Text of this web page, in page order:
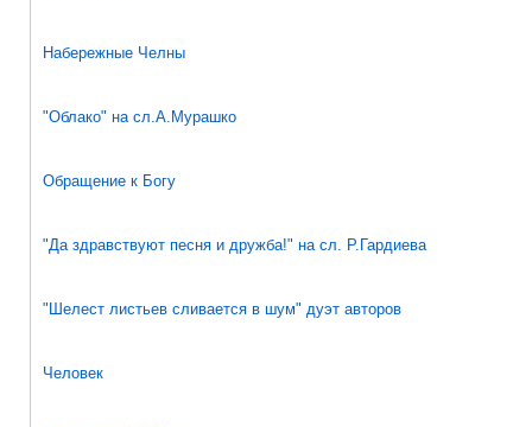
Набережные Челны
"Облако" на сл.А.Мурашко
Обращение к Богу
"Да здравствуют песня и дружба!" на сл. Р.Гардиева
"Шелест листьев сливается в шум" дуэт авторов
Человек